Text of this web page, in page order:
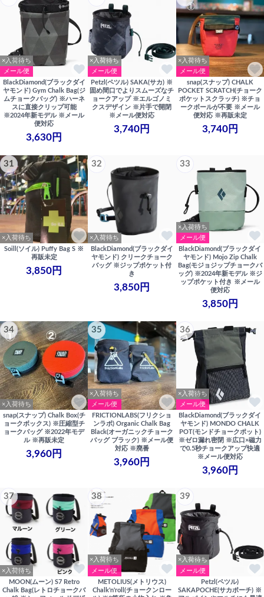
×入荷待ち
メール便
BlackDiamond(ブラックダイ
ヤモンド) Gym Chalk Bag(ジ
ムチョークバッグ) ※ハーネ
スに直接クリップ可能
※2024年新モデル ※メール
便対応
3,630円
×入荷待ち
メール便
Petzl(ペツル) SAKA(サカ) ※
固め間口でよりスムーズなチ
ョークアップ ※エルゴノミ
クスデザイン ※片手で開閉
※メール便対応
3,740円
×入荷待ち
メール便
snap(スナップ) CHALK
POCKET SCRATCH(チョーク
ポケットスクラッチ) ※チョ
ークボールが不要 ※メール
便対応 ※再販未定
3,740円
31
×入荷待ち
Soill(ソイル) Puffy Bag S ※
再販未定
3,850円
32
×入荷待ち
BlackDiamond(ブラックダイ
ヤモンド) クリークチョーク
バッグ ※ジップポケット付
き
3,850円
33
×入荷待ち
メール便
BlackDiamond(ブラックダイ
ヤモンド) Mojo Zip Chalk
Bag(モジョジップチョークバ
ッグ) ※2024年新モデル ※ジ
ップポケット付き ※メール
便対応
3,850円
34
×入荷待ち
snap(スナップ) Chalk Box(チ
ョークボックス) ※圧縮型チ
ョークバッグ ※2022年モデ
ル ※再販未定
3,960円
35
×入荷待ち
メール便
FRICTIONLABS(フリクショ
ンラボ) Organic Chalk Bag
Black(オーガニックチョーク
バッグ ブラック) ※メール便
対応 ※廃番
3,960円
36
×入荷待ち
メール便
BlackDiamond(ブラックダイ
ヤモンド) MONDO CHALK
POT(モンドチョークポット)
※ゼロ漏れ密閉 ※広口×磁力
で0.5秒チョークアップ快適
※メール便対応
3,960円
37
×入荷待ち
MOON(ムーン) S7 Retro
Chalk Bag(レトロチョークバ
38
×入荷待ち
メール便
METOLIUS(メトリウス)
Chalk'n'roll(チョークンロー
39
×入荷待ち
メール便
Petzl(ペツル)
SAKAPOCHE(サカポーチ) ※